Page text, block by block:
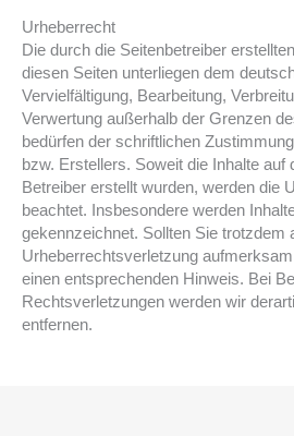
Urheberrecht
Die durch die Seitenbetreiber
diesen Seiten unterliegen dem
Vervielfältigung, Bearbeitung,
Verwertung außerhalb der Grenzen
bedürfen der schriftlichen
bzw. Erstellers. Soweit die Inhalte auf
Betreiber erstellt wurden, werden die
beachtet. Insbesondere werden
gekennzeichnet. Sollten Sie trotzdem
Urheberrechtsverletzung
einen entsprechenden Hinweis. Bei
Rechtsverletzungen werden wir
entfernen.